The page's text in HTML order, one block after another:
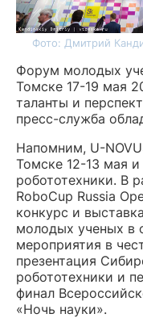
Фото: Дмитрий
Форум молодых
Томске 17-19 мая
таланты и
пресс-служба
Напомним, U-
Томске 12-13 мая
робототехники. В
RoboCup Russia
конкурс и
молодых ученых в
мероприятия в
презентация
робототехники и
финал
«Ночь науки».